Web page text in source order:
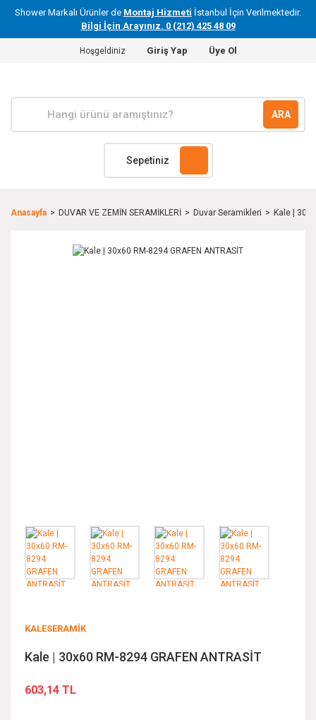
Shower Markalı Ürünler de Montaj Hizmeti İstanbul İçin Verilmektedir.
Bilgi İçin Arayınız. 0 (212) 425 48 09
Hoşgeldiniz Giriş Yap Üye Ol
ARA
Sepetiniz
Anasayfa DUVAR VE ZEMİN SERAMİKLERİ Duvar Seramikleri Kale |
KALESERAMİK
Kale | 30x60 RM-8294 GRAFEN ANTRASİT
603,14 TL